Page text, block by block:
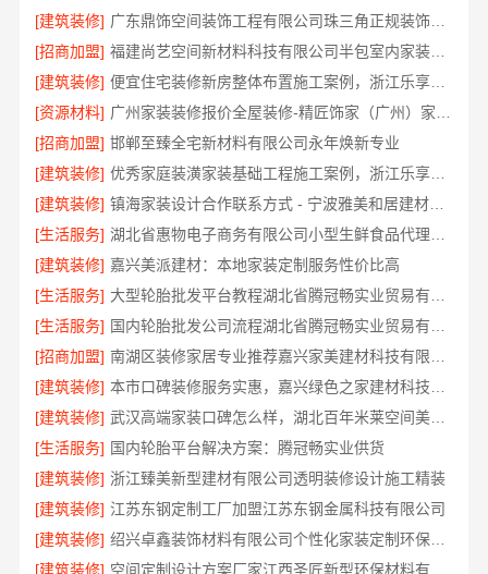
[建筑装修]
广东鼎饰空间装饰工程有限公司珠三角正规装饰透明化施工
[招商加盟]
福建尚艺空间新材料科技有限公司半包室内家装全屋改造
[建筑装修]
便宜住宅装修新房整体布置施工案例，浙江乐享新材料有限公司为您详解
[资源材料]
[招商加盟] 邯郸至臻全宅新材料有限公司永年焕新专业
[建筑装修]
优秀家庭装潢家装基础工程施工案例，浙江乐享新材料有限公司案例展示
[建筑装修]
镇海家装设计合作联系方式 - 宁波雅美和居建材科技有限公司预约咨询
[生活服务]
[建筑装修] 嘉兴美派建材：本地家装定制服务性价比高
[生活服务]
[生活服务]
[招商加盟]
[建筑装修]
[建筑装修]
武汉高端家装口碑怎么样，湖北百年米莱空间美学装饰材料有限公司实力说话
[生活服务] 国内轮胎平台解决方案：腾冠畅实业供货
[建筑装修] 浙江臻美新型建材有限公司透明装修设计施工精装
[建筑装修] 江苏东钢定制工厂加盟江苏东钢金属科技有限公司
[建筑装修]
绍兴卓鑫装饰材料有限公司个性化家装定制环保优质材料
[建筑装修]